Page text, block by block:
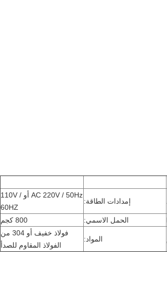
إمدادات الطاقة:
AC 220V / 50Hz أو 110V /
60HZ
الحمل الاسمي: 800 كجم
المواد:
فولاذ خفيف أو 304 من
الفولاذ المقاوم للصدأ